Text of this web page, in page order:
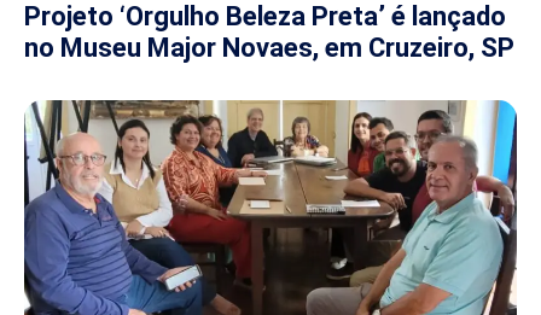
Projeto ‘Orgulho Beleza Preta’ é lançado
no Museu Major Novaes, em Cruzeiro, SP